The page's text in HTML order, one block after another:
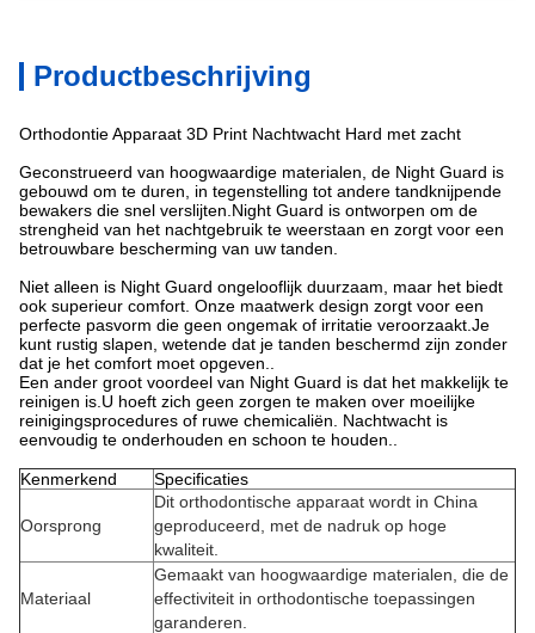
Productbeschrijving
Orthodontie Apparaat 3D Print Nachtwacht Hard met zacht
Geconstrueerd van hoogwaardige materialen, de Night Guard is
gebouwd om te duren, in tegenstelling tot andere tandknijpende
bewakers die snel verslijten.Night Guard is ontworpen om de
strengheid van het nachtgebruik te weerstaan en zorgt voor een
betrouwbare bescherming van uw tanden.
Niet alleen is Night Guard ongelooflijk duurzaam, maar het biedt
ook superieur comfort. Onze maatwerk design zorgt voor een
perfecte pasvorm die geen ongemak of irritatie veroorzaakt.Je
kunt rustig slapen, wetende dat je tanden beschermd zijn zonder
dat je het comfort moet opgeven..
Een ander groot voordeel van Night Guard is dat het makkelijk te
reinigen is.U hoeft zich geen zorgen te maken over moeilijke
reinigingsprocedures of ruwe chemicaliën. Nachtwacht is
eenvoudig te onderhouden en schoon te houden..
Kenmerkend Specificaties
Oorsprong
Dit orthodontische apparaat wordt in China
geproduceerd, met de nadruk op hoge
kwaliteit.
Materiaal
Gemaakt van hoogwaardige materialen, die de
effectiviteit in orthodontische toepassingen
garanderen.